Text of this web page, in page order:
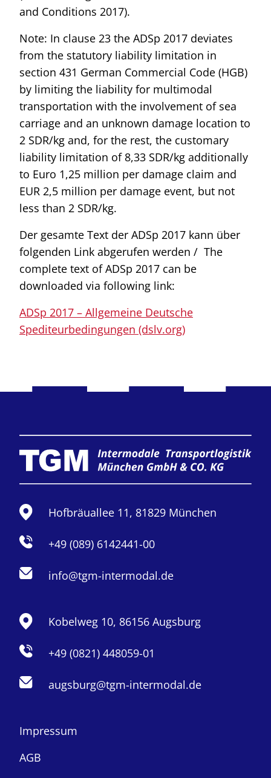
and Conditions 2017).
Note: In clause 23 the ADSp 2017 deviates
from the statutory liability limitation in
section 431 German Commercial Code (HGB)
by limiting the liability for multimodal
transportation with the involvement of sea
carriage and an unknown damage location to
2 SDR/kg and, for the rest, the customary
liability limitation of 8,33 SDR/kg additionally
to Euro 1,25 million per damage claim and
EUR 2,5 million per damage event, but not
less than 2 SDR/kg.
Der gesamte Text der ADSp 2017 kann über
folgenden Link abgerufen werden / The
complete text of ADSp 2017 can be
downloaded via following link:
ADSp 2017 – Allgemeine Deutsche
Spediteurbedingungen (dslv.org)
Hofbräuallee 11, 81829 München
+49 (089) 6142441-00
info@tgm-intermodal.de
Kobelweg 10, 86156 Augsburg
+49 (0821) 448059-01
augsburg@tgm-intermodal.de
Impressum
AGB